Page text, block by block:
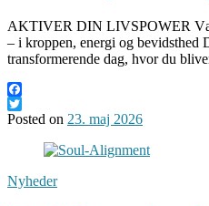
AKTIVER DIN LIVSPOWER
– i kroppen, energi og bevidsthed
transformerende dag, hvor du
Facebook
Twitter
Posted on 23. maj 2026
Nyheder